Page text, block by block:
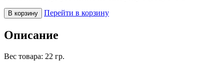
В корзину Перейти в корзину
Описание
Вес товара: 22 гр.